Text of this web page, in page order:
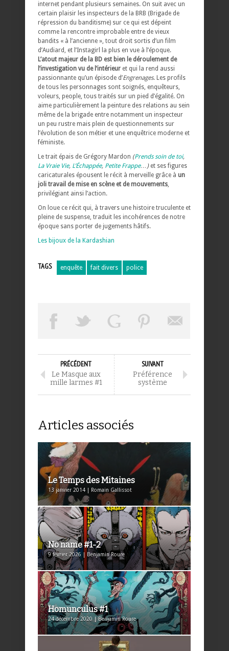
internet pendant plusieurs semaines. On suit avec un
certain plaisir les inspecteurs de la BRB (Brigade de
répression du banditisme) sur ce qui est dépeint
comme la rencontre improbable entre de vieux
bandits « à l’ancienne », tout droit sortis d’un film
d’Audiard, et l’Instagirl la plus en vue à l’époque.
L’atout majeur de la BD est bien le déroulement de
l’investigation vu de l’intérieur et qui la rend aussi
passionnante qu’un épisode d’Engrenages. Les profils
de tous les personnages sont soignés, enquêteurs,
voleurs, people, tous traités sur un pied d’égalité. On
aime particulièrement la peinture des relations au sein
même de la brigade entre notamment un inspecteur
un peu rustre mais plein de questionnements sur
l’évolution de son métier et une enquêtrice moderne et
féministe.
Le trait épais de Grégory Mardon (Prends soin de toi,
La Vraie Vie, L’Échappée, Petite Frappe…)et ses figures
caricaturales épousent le récit à merveille grâce à un
joli travail de mise en scène et de mouvements,
privilégiant ainsi l’action.
On loue ce récit qui, à travers une histoire truculente et
pleine de suspense, traduit les incohérences de notre
époque sans porter de jugements hâtifs.
Les bijoux de la Kardashian
TAGS enquête fait divers police
PRÉCÉDENT
Le Masque aux
mille larmes #1
SUIVANT
Préférence
système
Articles associés
Le Temps des Mitaines
13 janvier 2014 | Romain Gallissot
No name #1-2
9 février 2026 | Benjamin Roure
Homunculus #1
24 décembre 2020 | Benjamin Roure